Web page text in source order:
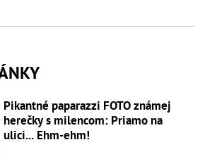
Pikantné paparazzi FOTO známej
herečky s milencom: Priamo na
ulici... Ehm-ehm!